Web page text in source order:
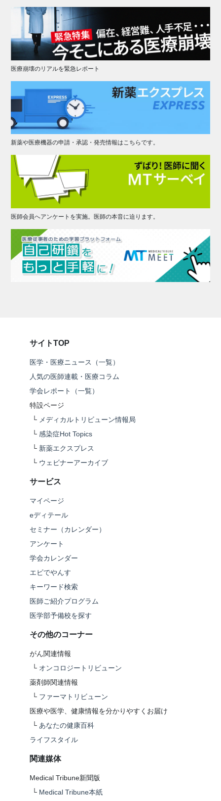
医療崩壊のリアルを緊急レポート
新薬や医療機器の申請・承認・発売情報はこちらです。
医師会員へアンケートを実施。医師の本音に迫ります。
サイトTOP
医学・医療ニュース（一覧）
人気の医師連載・医療コラム
学会レポート（一覧）
特設ページ
└ メディカルトリビューン情報局
└ 感染症Hot Topics
└ 新薬エクスプレス
└ ウェビナーアーカイブ
サービス
マイページ
eディテール
セミナー（カレンダー）
アンケート
学会カレンダー
エビでやんす
キーワード検索
医師ご紹介プログラム
医学部予備校を探す
その他のコーナー
がん関連情報
└ オンコロジートリビューン
薬剤師関連情報
└ ファーマトリビューン
医療や医学、健康情報を分かりやすくお届け
└ あなたの健康百科
ライフスタイル
関連媒体
Medical Tribune新聞版
└ Medical Tribune本紙